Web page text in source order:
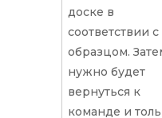
доске в
соответствии с
образцом.
нужно будет
вернуться к
команде и